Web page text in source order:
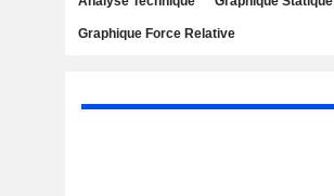
Graphique Force Relative